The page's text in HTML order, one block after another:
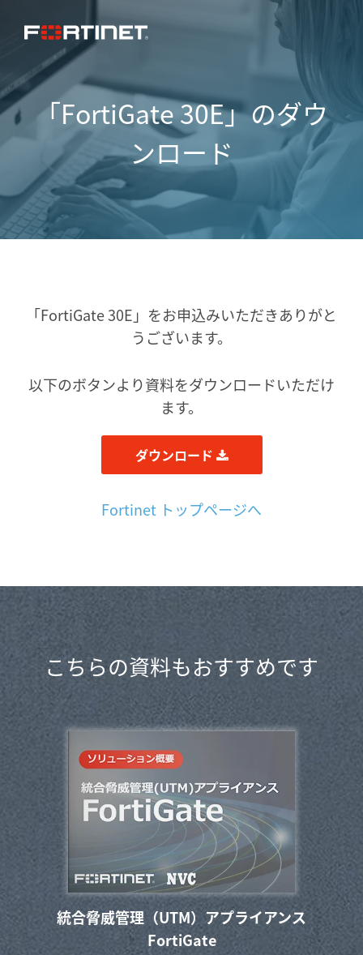
「FortiGate 30E」のダウ
ンロード
「FortiGate 30E」をお申込みいただきありがと
うございます。
以下のボタンより資料をダウンロードいただけ
ます。
ダウンロード
Fortinet トップページへ
こちらの資料もおすすめです
統合脅威管理（UTM）アプライアンス
FortiGate